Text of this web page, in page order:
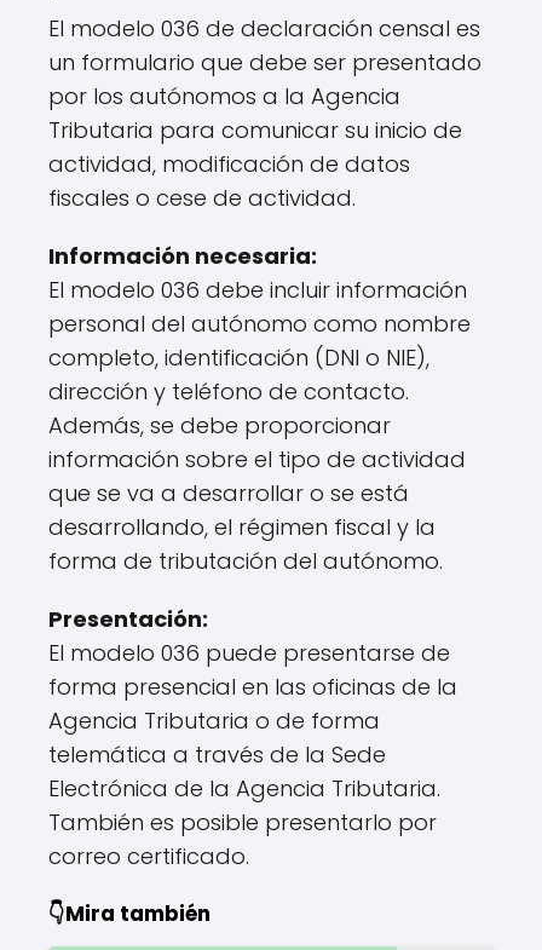
El modelo 036 de declaración censal es
un formulario que debe ser presentado
por los autónomos a la Agencia
Tributaria para comunicar su inicio de
actividad, modificación de datos
fiscales o cese de actividad.
Información necesaria:
El modelo 036 debe incluir información
personal del autónomo como nombre
completo, identificación (DNI o NIE),
dirección y teléfono de contacto.
Además, se debe proporcionar
información sobre el tipo de actividad
que se va a desarrollar o se está
desarrollando, el régimen fiscal y la
forma de tributación del autónomo.
Presentación:
El modelo 036 puede presentarse de
forma presencial en las oficinas de la
Agencia Tributaria o de forma
telemática a través de la Sede
Electrónica de la Agencia Tributaria.
También es posible presentarlo por
correo certificado.
👇Mira también